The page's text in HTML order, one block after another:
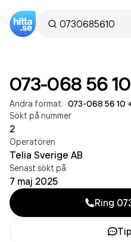
073-068 56 10
Andra format: 073-068 56 10
Sökt på nummer
2
Operatören
Telia Sverige AB
Senast sökt på
7 maj 2025
Ring